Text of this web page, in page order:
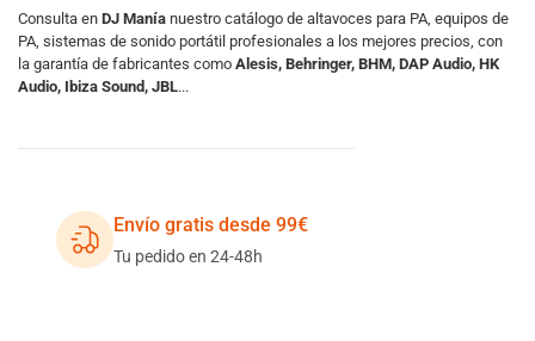
Consulta en DJ Manía nuestro catálogo de altavoces para PA, equipos de
PA, sistemas de sonido portátil profesionales a los mejores precios, con
la garantía de fabricantes como Alesis, Behringer, BHM, DAP Audio, HK
Audio, Ibiza Sound, JBL...
Envío gratis desde 99€
Tu pedido en 24-48h